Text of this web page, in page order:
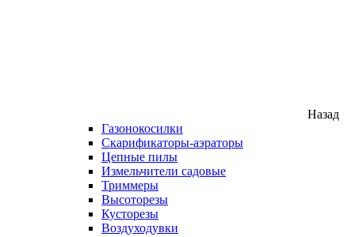
Назад
Газонокосилки
Скарификаторы-аэраторы
Цепные пилы
Измельчители садовые
Триммеры
Высоторезы
Кусторезы
Воздуходувки